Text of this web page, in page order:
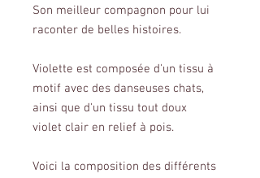
Son meilleur compagnon pour lui
raconter de belles histoires.
Violette est composée d'un tissu à
motif avec des danseuses chats,
ainsi que d'un tissu tout doux
violet clair en relief à pois.
Voici la composition des différents